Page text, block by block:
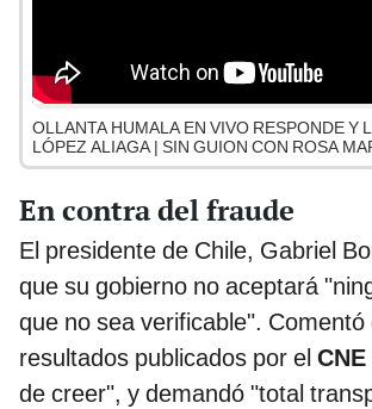
OLLANTA HUMALA EN VIVO RESPONDE Y
LÓPEZ ALIAGA | SIN GUION CON ROSA
En contra del fraude
El presidente de Chile, Gabriel
que su gobierno no aceptará
que no sea verificable". Comentó
resultados publicados por el CNE
de creer", y demandó "total